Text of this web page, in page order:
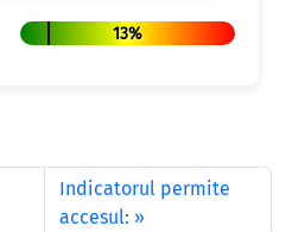
13%
Indicatorul permite
accesul: